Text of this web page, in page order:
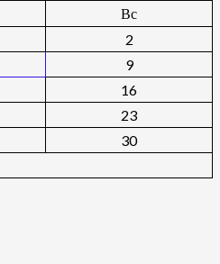
Вс
2
9
16
23
30